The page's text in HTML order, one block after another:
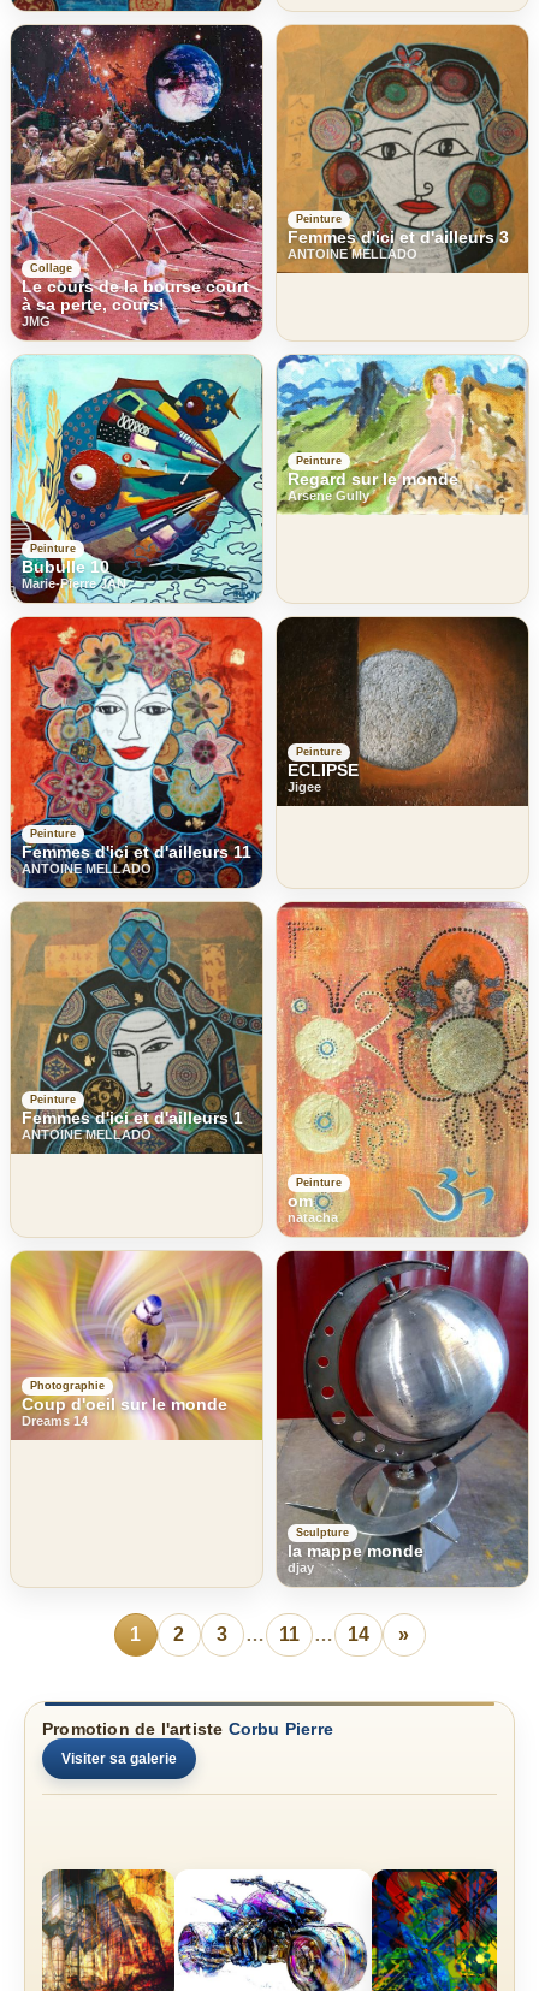
Collage
Le cours de la bourse court
à sa perte, cours!
JMG
Peinture
Femmes d'ici et d'ailleurs 3
ANTOINE MELLADO
Peinture
Bubulle 10
Marie-Pierre JAN
Peinture
Regard sur le monde
Arsene Gully
Peinture
Femmes d'ici et d'ailleurs 11
ANTOINE MELLADO
Peinture
ECLIPSE
Jigee
Peinture
Femmes d'ici et d'ailleurs 1
ANTOINE MELLADO
Peinture
om
natacha
Photographie
Coup d'oeil sur le monde
Dreams 14
Sculpture
la mappe monde
djay
1 2 3 … 11 … 14 »
Promotion de l'artiste Corbu Pierre
Visiter sa galerie